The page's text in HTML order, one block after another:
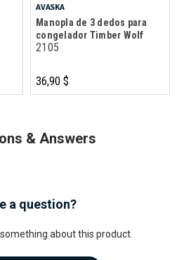
AVASKA
Manopla de 3 dedos para
congelador Timber Wolf
2105
36,90 $
& Answers
a question?
about this product.